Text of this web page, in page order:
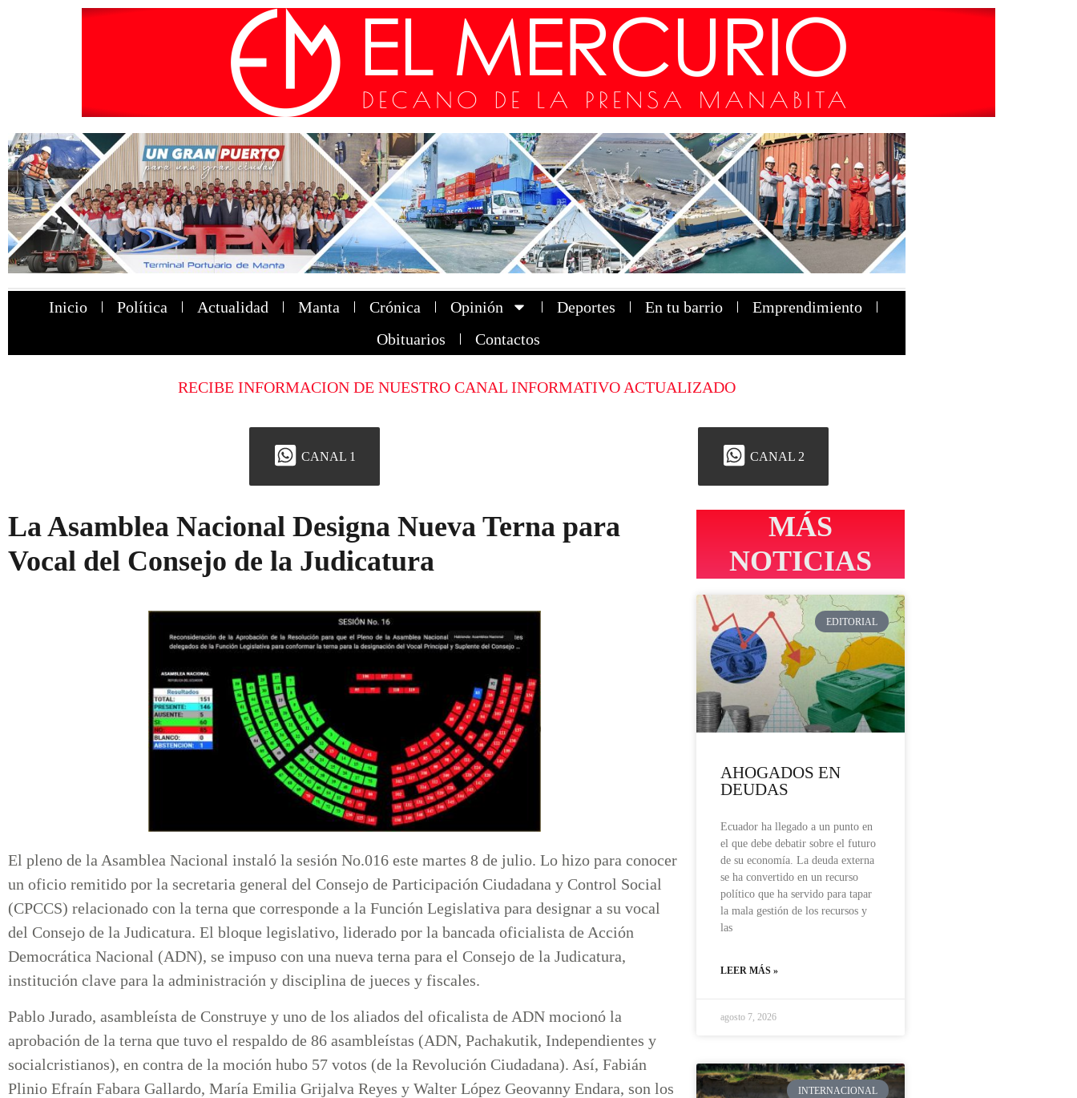
Inicio Política Actualidad Manta Crónica Opinión Deportes En tu barrio
Emprendimiento
Obituarios
Contactos
RECIBE INFORMACION DE NUESTRO CANAL INFORMATIVO ACTUALIZADO
CANAL 1 CANAL 2
La Asamblea Nacional Designa Nueva Terna para
Vocal del Consejo de la Judicatura
El pleno de la Asamblea Nacional instaló la sesión No.016 este martes 8 de julio. Lo hizo para conocer
un oficio remitido por la secretaria general del Consejo de Participación Ciudadana y Control Social
(CPCCS) relacionado con la terna que corresponde a la Función Legislativa para designar a su vocal
del Consejo de la Judicatura. El bloque legislativo, liderado por la bancada oficialista de Acción
Democrática Nacional (ADN), se impuso con una nueva terna para el Consejo de la Judicatura,
institución clave para la administración y disciplina de jueces y fiscales.
Pablo Jurado, asambleísta de Construye y uno de los aliados del oficalista de ADN mocionó la
aprobación de la terna que tuvo el respaldo de 86 asambleístas (ADN, Pachakutik, Independientes y
socialcristianos), en contra de la moción hubo 57 votos (de la Revolución Ciudadana). Así, Fabián
Plinio Efraín Fabara Gallardo, María Emilia Grijalva Reyes y Walter López Geovanny Endara, son los
MÁS
NOTICIAS
EDITORIAL
AHOGADOS EN
DEUDAS
Ecuador ha llegado a un punto en
el que debe debatir sobre el futuro
de su economía. La deuda externa
se ha convertido en un recurso
político que ha servido para tapar
la mala gestión de los recursos y
las
LEER MÁS »
agosto 7, 2026
INTERNACIONAL